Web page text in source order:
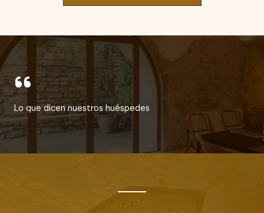
Lo que dicen nuestros huéspedes